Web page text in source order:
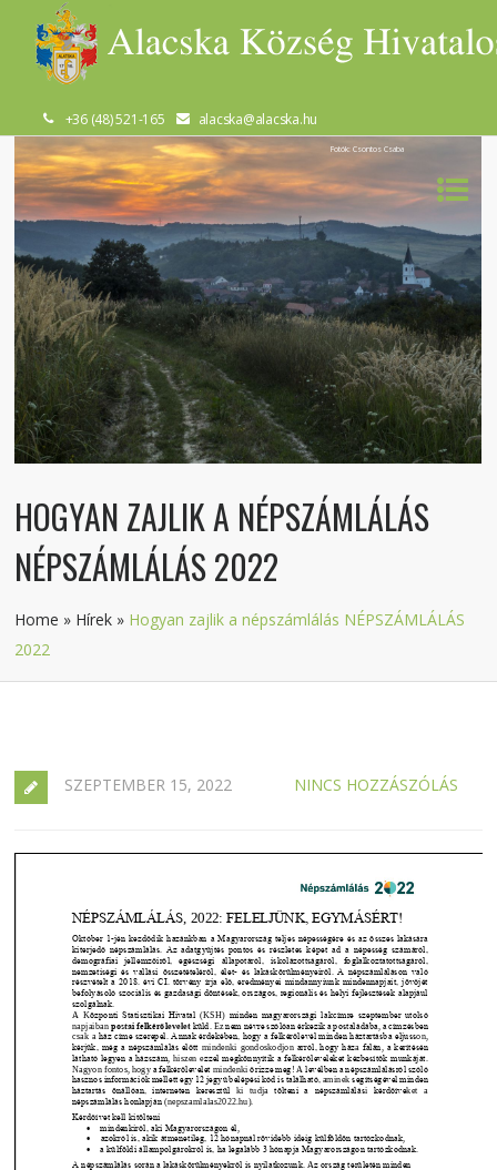
+36 (48) 521-165 alacska@alacska.hu
Fotók: Csontos Csaba
HOGYAN ZAJLIK A NÉPSZÁMLÁLÁS
NÉPSZÁMLÁLÁS 2022
Home » Hírek » Hogyan zajlik a népszámlálás NÉPSZÁMLÁLÁS
2022
SZEPTEMBER 15, 2022 NINCS HOZZÁSZÓLÁS